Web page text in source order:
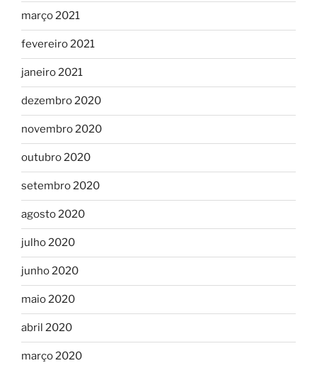
março 2021
fevereiro 2021
janeiro 2021
dezembro 2020
novembro 2020
outubro 2020
setembro 2020
agosto 2020
julho 2020
junho 2020
maio 2020
abril 2020
março 2020